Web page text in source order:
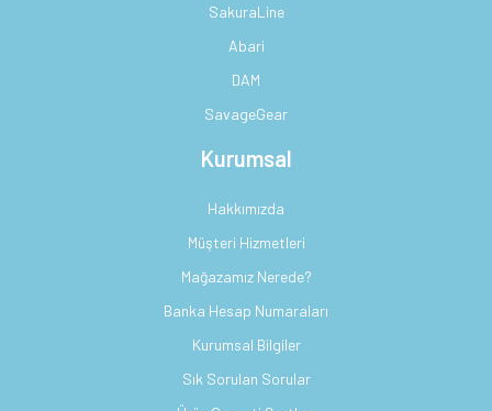
SakuraLine
Abari
DAM
SavageGear
Kurumsal
Hakkımızda
Müşteri Hizmetleri
Mağazamız Nerede?
Banka Hesap Numaraları
Kurumsal Bilgiler
Sık Sorulan Sorular